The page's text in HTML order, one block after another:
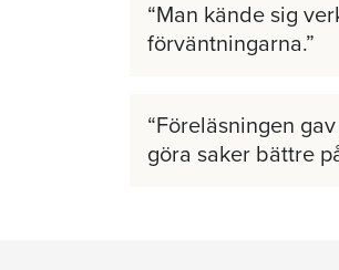
Man kände sig
förväntningarna.
Föreläsningen
göra saker bättre